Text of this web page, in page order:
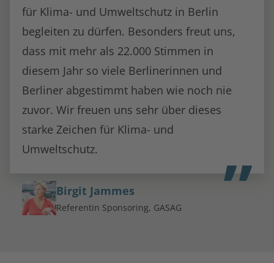
für Klima- und Umweltschutz in Berlin
begleiten zu dürfen. Besonders freut uns,
dass mit mehr als 22.000 Stimmen in
diesem Jahr so viele Berlinerinnen und
Berliner abgestimmt haben wie noch nie
zuvor. Wir freuen uns sehr über dieses
starke Zeichen für Klima- und
Umweltschutz.
Birgit Jammes
Referentin Sponsoring, GASAG